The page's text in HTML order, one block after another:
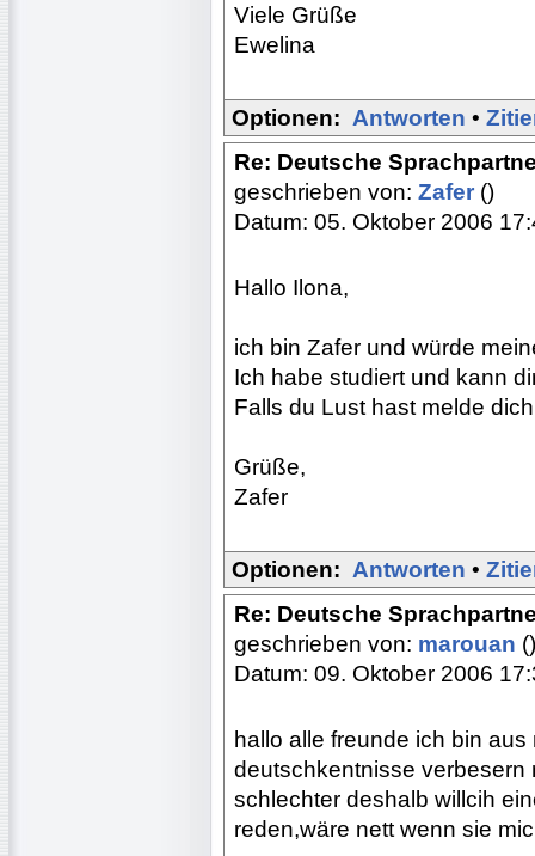
Viele Grüße
Ewelina
Optionen: Antworten •
Re: Deutsche
geschrieben von: Zafer ()
Datum: 05. Oktober 2006
Hallo Ilona,
ich bin Zafer und würde
Ich habe studiert und kann
Falls du Lust hast melde
Grüße,
Zafer
Optionen: Antworten •
Re: Deutsche
geschrieben von: marouan ()
Datum: 09. Oktober 2006
hallo alle freunde ich bin
deutschkentnisse verbesern
schlechter deshalb willcih
reden,wäre nett wenn sie